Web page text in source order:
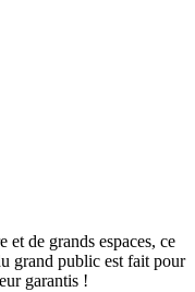
et de grands espaces, ce
grand public est fait pour
garantis !